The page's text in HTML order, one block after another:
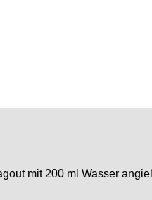
mit 200 ml Wasser